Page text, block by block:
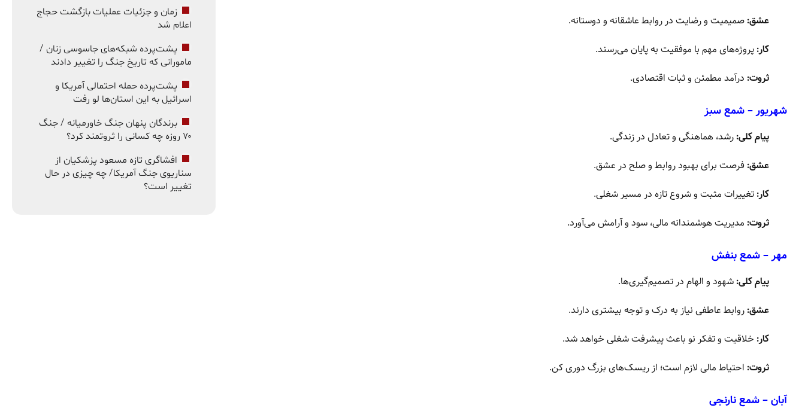
عشق: صمیمیت و رضایت در روابط عاشقانه و دوستانه.
کار: پروژه‌های مهم با موفقیت به پایان می‌رسند.
ثروت: درآمد مطمئن و ثبات اقتصادی.
شهریور – شمع سبز
پیام کلی: رشد، هماهنگی و تعادل در زندگی.
عشق: فرصت برای بهبود روابط و صلح در عشق.
کار: تغییرات مثبت و شروع تازه در مسیر شغلی.
ثروت: مدیریت هوشمندانه مالی، سود و آرامش می‌آورد.
مهر – شمع بنفش
پیام کلی: شهود و الهام در تصمیم‌گیری‌ها.
عشق: روابط عاطفی نیاز به درک و توجه بیشتری دارند.
کار: خلاقیت و تفکر نو باعث پیشرفت شغلی خواهد شد.
ثروت: احتیاط مالی لازم است؛ از ریسک‌های بزرگ دوری کن.
آبان – شمع نارنجی
زمان و جزئیات عملیات بازگشت حجاج
اعلام شد
پشت‌پرده شبکه‌های جاسوسی زنان /
مامورانی که تاریخ جنگ را تغییر دادند
پشت‌پرده حمله احتمالی آمریکا و
اسرائیل به این استان‌ها لو رفت
برندگان پنهان جنگ خاورمیانه / جنگ
۷۰ روزه چه کسانی را ثروتمند کرد؟
افشاگری تازه مسعود پزشکیان از
سناریوی جنگ آمریکا/ چه چیزی در حال
تغییر است؟